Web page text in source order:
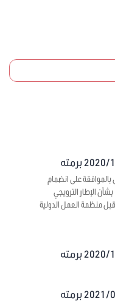
بالموافقة على انضمام
الجمهورية التونسية إلى الاتفاقية رقم 187 بشأن الإطار الترويجي
منظمة العمل الدولية